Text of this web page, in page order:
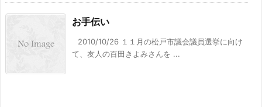
お手伝い
2010/10/26 １１月の松戸市議会議員選挙に向け
て、友人の百田きよみさんを ...